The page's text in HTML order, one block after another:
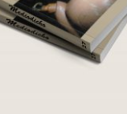
DETALLES